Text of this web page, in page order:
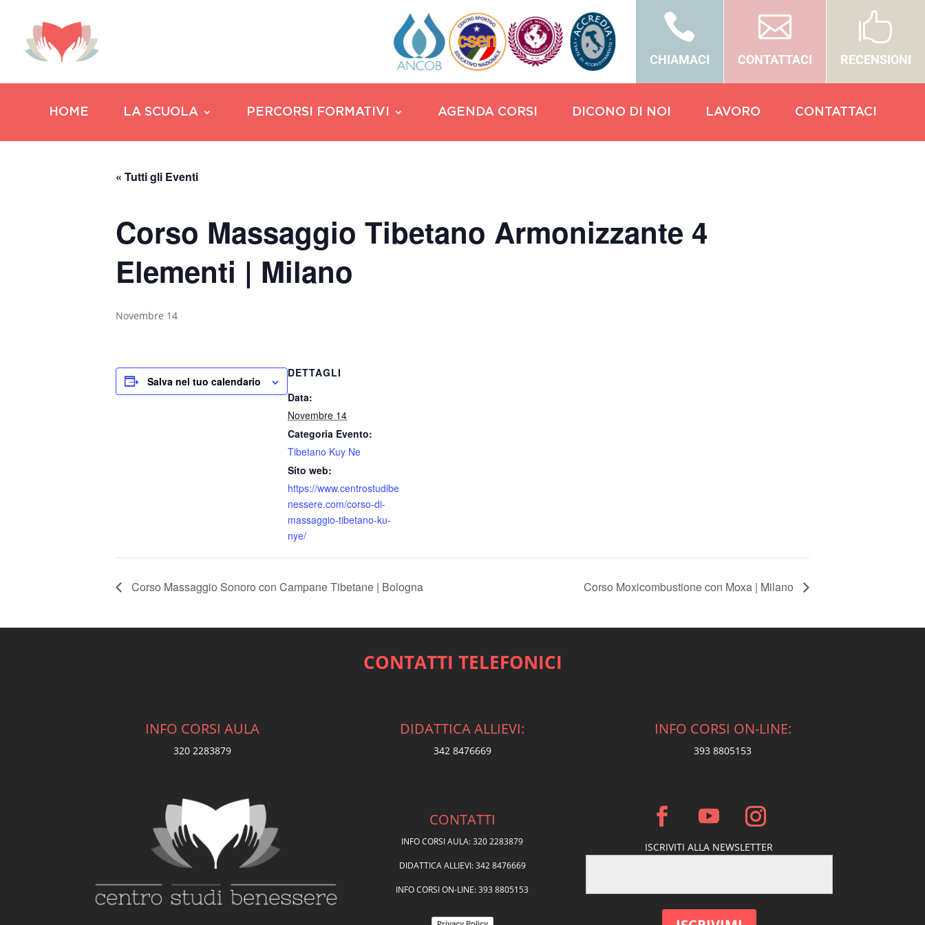

CHIAMACI

CONTATTACI

RECENSIONI
HOME LA SCUOLA PERCORSI FORMATIVI AGENDA CORSI DICONO DI NOI LAVORO CONTATTACI
« Tutti gli Eventi
Corso Massaggio Tibetano Armonizzante 4
Elementi | Milano
Novembre 14
Salva nel tuo calendario
DETTAGLI
Data:
Novembre 14
Categoria Evento:
Tibetano Kuy Ne
Sito web:
https://www.centrostudibe
nessere.com/corso-di-
massaggio-tibetano-ku-
nye/
Corso Massaggio Sonoro con Campane Tibetane | Bologna Corso Moxicombustione con Moxa | Milano
CONTATTI TELEFONICI
INFO CORSI AULA
320 2283879
DIDATTICA ALLIEVI:
342 8476669
INFO CORSI ON-LINE:
393 8805153
CONTATTI
INFO CORSI AULA: 320 2283879
DIDATTICA ALLIEVI: 342 8476669
INFO CORSI ON-LINE: 393 8805153
ISCRIVITI ALLA NEWSLETTER